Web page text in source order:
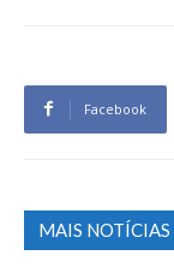
Facebook
MAIS NOTÍCIAS